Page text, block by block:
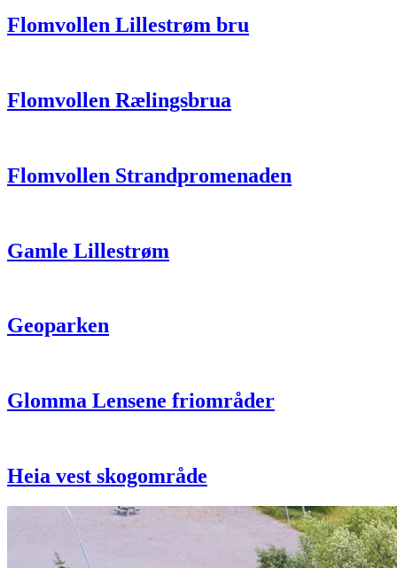
Flomvollen Lillestrøm bru
Flomvollen Rælingsbrua
Flomvollen Strandpromenaden
Gamle Lillestrøm
Geoparken
Glomma Lensene friområder
Heia vest skogområde